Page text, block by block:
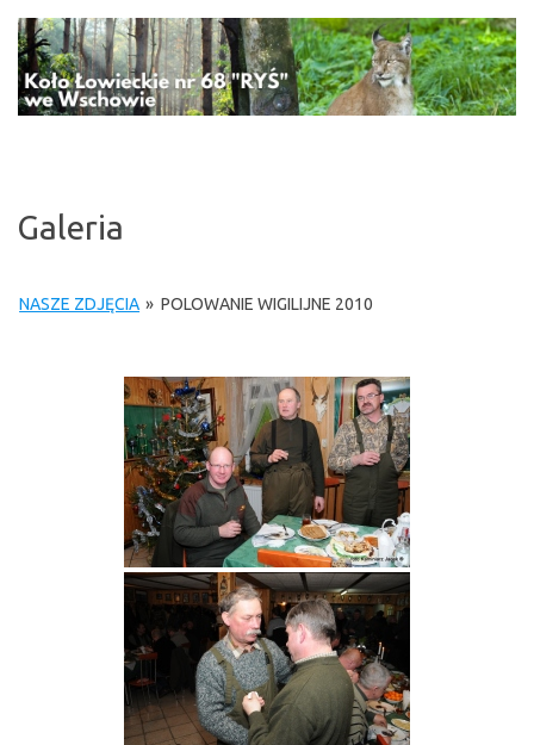
treści
Galeria
NASZE ZDJĘCIA » POLOWANIE WIGILIJNE 2010